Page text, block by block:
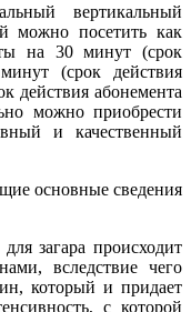
вертикальный
можно посетить как
на 30 минут (срок
(срок действия
действия абонемента
можно приобрести
и качественный
основные сведения
загара происходит
вследствие чего
который и придает
с которой